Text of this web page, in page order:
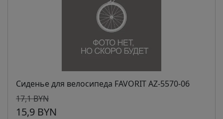
Сиденье для велосипеда FAVORIT AZ-5570-06
17,1 BYN
15,9 BYN